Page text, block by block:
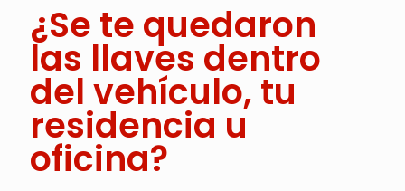
¿Se te quedaron
las llaves dentro
del vehículo, tu
residencia u
oficina?